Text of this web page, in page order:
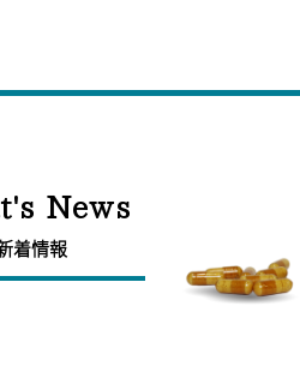
誕生秘話
News
着情報